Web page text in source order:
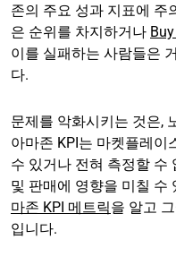
존의 주요 성과 지표에 주
은 순위를 차지하거나
이를 실패하는 사람들은
다.
문제를 악화시키는 것은,
아마존 KPI는 마켓플레이
수 있거나 전혀 측정할 수
및 판매에 영향을 미칠 수
마존 KPI 메트릭을 알고
입니다.